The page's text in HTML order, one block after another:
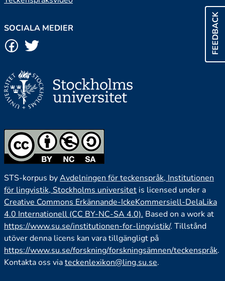
FEEDBACK
SOCIALA MEDIER
STS-korpus byAvdelningen för teckenspråk, Institutionen
för lingvistik, Stockholms universitet is licensed under a
Creative Commons Erkännande-IckeKommersiell-DelaLika
4.0 Internationell (CC BY-NC-SA 4.0). Based on a work at
https://www.su.se/institutionen-for-lingvistik/. Tillstånd
utöver denna licens kan vara tillgängligt på
https://www.su.se/forskning/forskningsämnen/teckenspråk.
Kontakta oss viateckenlexikon@ling.su.se.